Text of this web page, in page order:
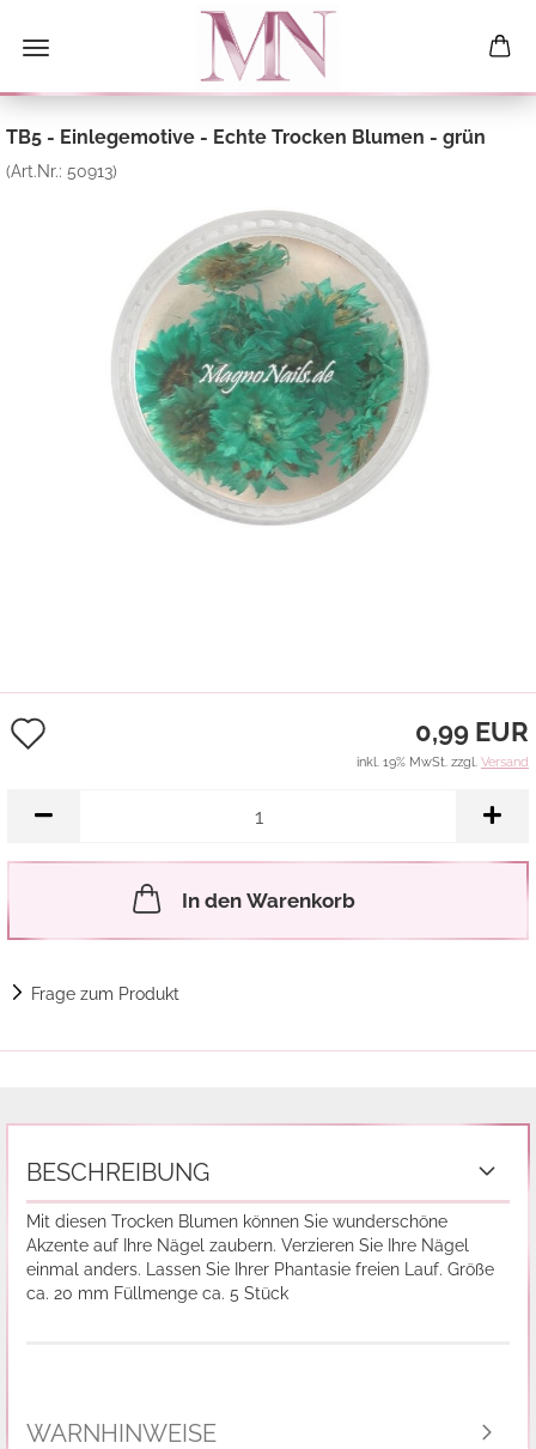
TB5 - Einlegemotive - Echte Trocken Blumen - grün
(Art.Nr.: 50913)
Merkzettel
0,99 EUR
inkl. 19% MwSt. zzgl. Versand
In den Warenkorb
Frage zum Produkt
BESCHREIBUNG
Mit diesen Trocken Blumen können Sie wunderschöne
Akzente auf Ihre Nägel zaubern. Verzieren Sie Ihre Nägel
einmal anders. Lassen Sie Ihrer Phantasie freien Lauf. Größe
ca. 20 mm Füllmenge ca. 5 Stück
WARNHINWEISE